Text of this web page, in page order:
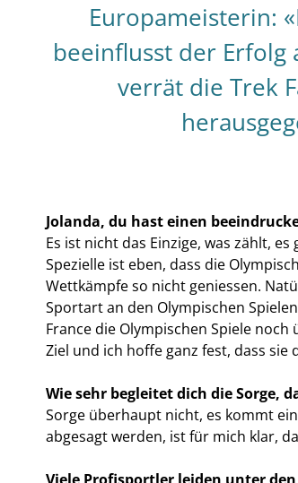
Europameisterin:
beeinflusst der Erfolg
verrät die Trek
Jolanda, du hast einen
Es ist nicht das Einzige, was zählt,
Spezielle ist eben, dass die
Wettkämpfe so nicht geniessen.
Sportart an den Olympischen
France die Olympischen Spiele
Ziel und ich hoffe ganz fest, dass sie
Wie sehr begleitet dich die Sorge,
Sorge überhaupt nicht, es kommt
abgesagt werden, ist für mich klar,